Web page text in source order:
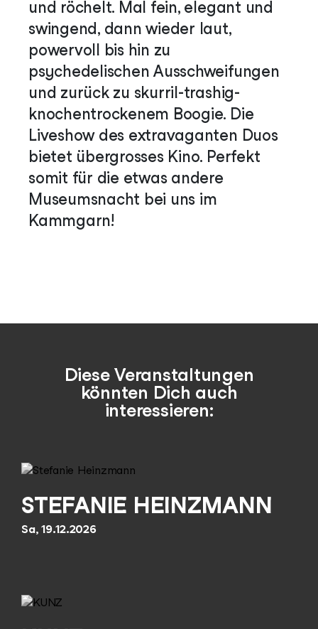
und röchelt. Mal fein, elegant und
swingend, dann wieder laut,
powervoll bis hin zu
psychedelischen Ausschweifungen
und zurück zu skurril-trashig-
knochentrockenem Boogie. Die
Liveshow des extravaganten Duos
bietet übergrosses Kino. Perfekt
somit für die etwas andere
Museumsnacht bei uns im
Kammgarn!
Diese Veranstaltungen
könnten Dich auch
interessieren:
STEFANIE HEINZMANN
Sa, 19.12.2026